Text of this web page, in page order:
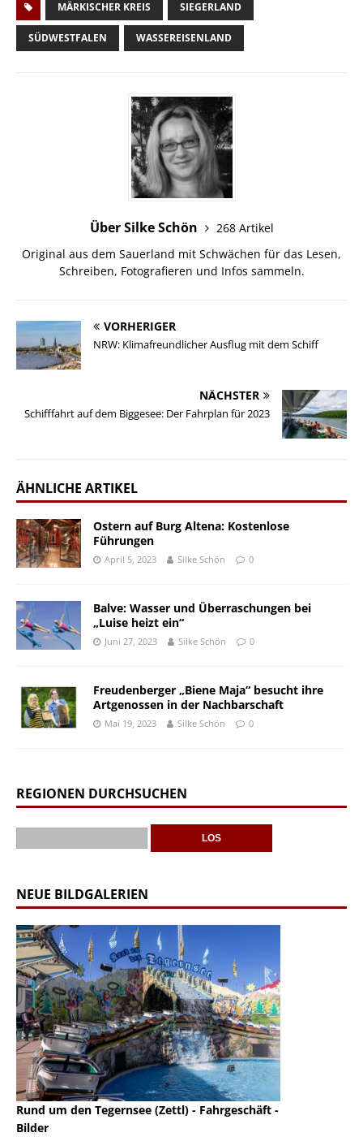
MÄRKISCHER KREIS SIEGERLAND
SÜDWESTFALEN WASSEREISENLAND
Über Silke Schön
268 Artikel
Original aus dem Sauerland mit Schwächen für das Lesen,
Schreiben, Fotografieren und Infos sammeln.
VORHERIGER
NRW: Klimafreundlicher Ausflug mit dem Schiff
NÄCHSTER
Schifffahrt auf dem Biggesee: Der Fahrplan für 2023
ÄHNLICHE ARTIKEL
Ostern auf Burg Altena: Kostenlose
Führungen
April 5, 2023 Silke Schön 0
Balve: Wasser und Überraschungen bei
„Luise heizt ein“
Juni 27, 2023 Silke Schön 0
Freudenberger „Biene Maja“ besucht ihre
Artgenossen in der Nachbarschaft
Mai 19, 2023 Silke Schön 0
REGIONEN DURCHSUCHEN
NEUE BILDGALERIEN
Rund um den Tegernsee (Zettl) - Fahrgeschäft -
Bilder